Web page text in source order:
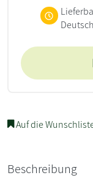
Auf die
Beschreibung